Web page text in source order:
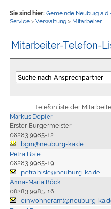
Sie sind hier: Gemeinde Neuburg
Service> Verwaltung> Mitarbeiter
Mitarbeiter-Telefon-
Telefonliste der
Markus Dopfer
Erster Bürgermeister
08283 9985-12
bgm@neuburg-ka.de
Petra Bisle
08283 9985-19
petra.bisle@neuburg-ka.de
Anna-Maria Böck
08283 9985-16
einwohneramt@neuburg-